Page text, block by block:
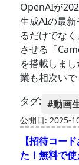
OpenAIが
生成AIの最
るだけでな
させる「
を搭載しま
業も相次いで
タグ: #動画
公開日: 2025-
【招待コー
た！無料で